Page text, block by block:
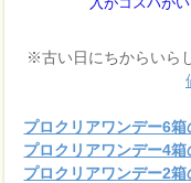
※古い日にちからいら
プロクリアワンデー6箱
プロクリアワンデー4箱
プロクリアワンデー2箱